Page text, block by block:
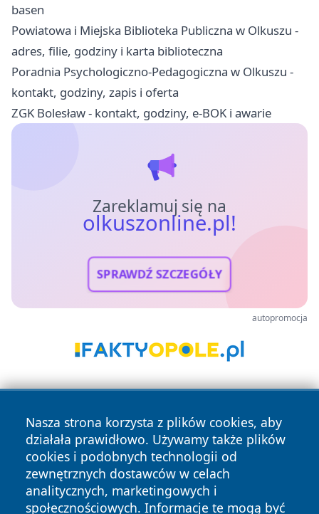
basen
Powiatowa i Miejska Biblioteka Publiczna w Olkuszu -
adres, filie, godziny i karta biblioteczna
Poradnia Psychologiczno-Pedagogiczna w Olkuszu -
kontakt, godziny, zapis i oferta
ZGK Bolesław - kontakt, godziny, e-BOK i awarie
Zareklamuj się na
olkuszonline.pl!
SPRAWDŹ SZCZEGÓŁY
autopromocja
Nasza strona korzysta z plików cookies, aby
działała prawidłowo. Używamy także plików
cookies i podobnych technologii od
zewnętrznych dostawców w celach
analitycznych, marketingowych i
społecznościowych. Informacje te mogą być
Copyright © 2026 olkuszonline.pl Wszystkie prawa
zastrzeżone.